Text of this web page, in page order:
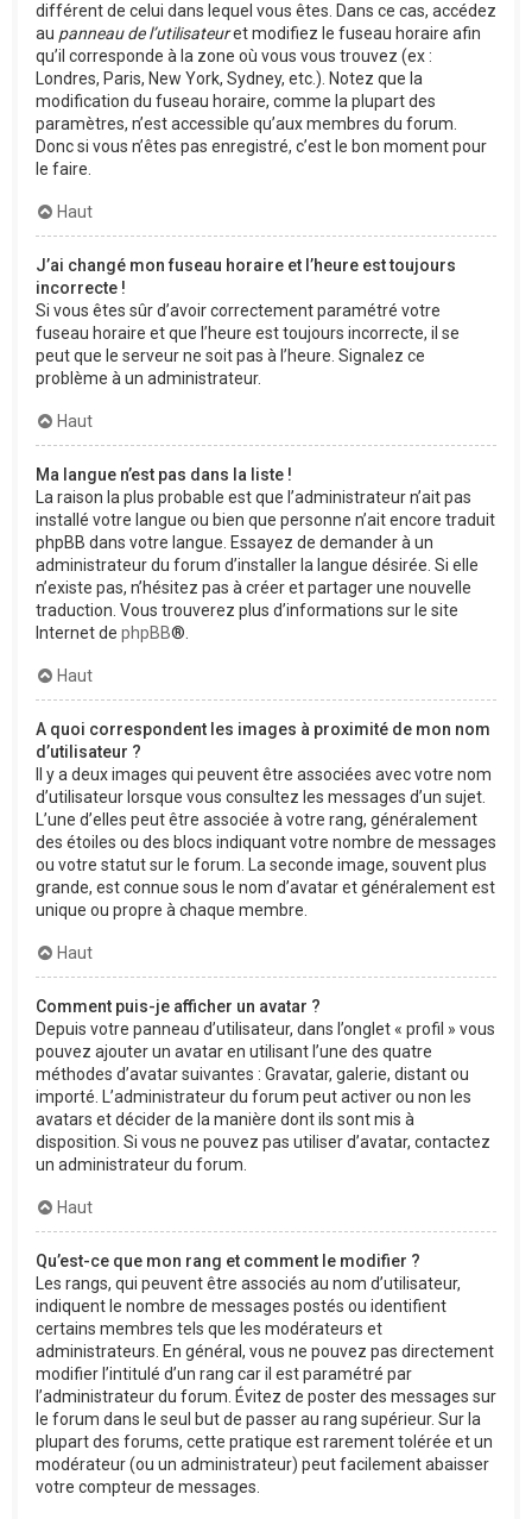
différent de celui dans lequel vous êtes. Dans ce cas, accédez
au panneau de l’utilisateuret modifiez le fuseau horaire afin
qu’il corresponde à la zone où vous vous trouvez (ex :
Londres, Paris, New York, Sydney, etc.). Notez que la
modification du fuseau horaire, comme la plupart des
paramètres, n’est accessible qu’aux membres du forum.
Donc si vous n’êtes pas enregistré, c’est le bon moment pour
le faire.
Haut
J’ai changé mon fuseau horaire et l’heure est toujours
incorrecte !
Si vous êtes sûr d’avoir correctement paramétré votre
fuseau horaire et que l’heure est toujours incorrecte, il se
peut que le serveur ne soit pas à l’heure. Signalez ce
problème à un administrateur.
Haut
Ma langue n’est pas dans la liste !
La raison la plus probable est que l’administrateur n’ait pas
installé votre langue ou bien que personne n’ait encore traduit
phpBB dans votre langue. Essayez de demander à un
administrateur du forum d’installer la langue désirée. Si elle
n’existe pas, n’hésitez pas à créer et partager une nouvelle
traduction. Vous trouverez plus d’informations sur le site
Internet de phpBB®.
Haut
A quoi correspondent les images à proximité de mon nom
d’utilisateur ?
Il y a deux images qui peuvent être associées avec votre nom
d’utilisateur lorsque vous consultez les messages d’un sujet.
L’une d’elles peut être associée à votre rang, généralement
des étoiles ou des blocs indiquant votre nombre de messages
ou votre statut sur le forum. La seconde image, souvent plus
grande, est connue sous le nom d’avatar et généralement est
unique ou propre à chaque membre.
Haut
Comment puis-je afficher un avatar ?
Depuis votre panneau d’utilisateur, dans l’onglet « profil » vous
pouvez ajouter un avatar en utilisant l’une des quatre
méthodes d’avatar suivantes : Gravatar, galerie, distant ou
importé. L’administrateur du forum peut activer ou non les
avatars et décider de la manière dont ils sont mis à
disposition. Si vous ne pouvez pas utiliser d’avatar, contactez
un administrateur du forum.
Haut
Qu’est-ce que mon rang et comment le modifier ?
Les rangs, qui peuvent être associés au nom d’utilisateur,
indiquent le nombre de messages postés ou identifient
certains membres tels que les modérateurs et
administrateurs. En général, vous ne pouvez pas directement
modifier l’intitulé d’un rang car il est paramétré par
l’administrateur du forum. Évitez de poster des messages sur
le forum dans le seul but de passer au rang supérieur. Sur la
plupart des forums, cette pratique est rarement tolérée et un
modérateur (ou un administrateur) peut facilement abaisser
votre compteur de messages.